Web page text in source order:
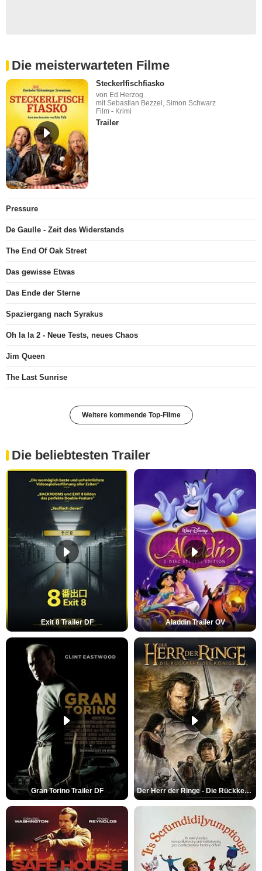
Die meisterwarteten Filme
Steckerlfischfiasko
von Ed Herzog
mit Sebastian Bezzel, Simon Schwarz
Film - Krimi
Trailer
Pressure
De Gaulle - Zeit des Widerstands
The End Of Oak Street
Das gewisse Etwas
Das Ende der Sterne
Spaziergang nach Syrakus
Oh la la 2 - Neue Tests, neues Chaos
Jim Queen
The Last Sunrise
Weitere kommende Top-Filme
Die beliebtesten Trailer
Exit 8 Trailer DF Aladdin Trailer OV
Gran Torino Trailer DF Der Herr der Ringe - Die Rückkehr des Königs Trailer OV